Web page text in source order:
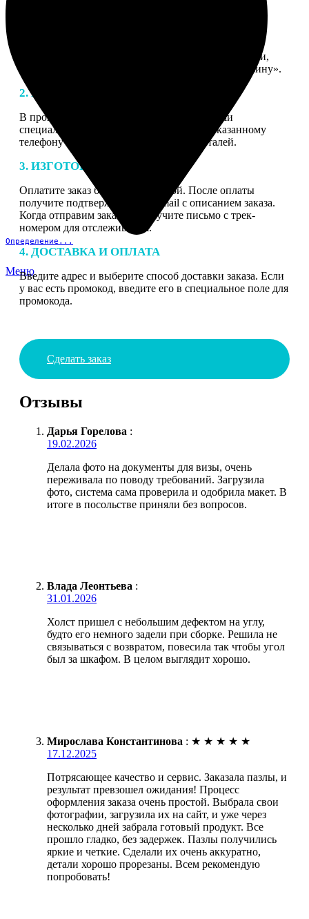
Определение...
Меню
Нажмите «Сделать заказ», выберите тип продукции,
загрузите фотографии, нажмите «Добавить в корзину».
2. МАКЕТ
В процессе подготовки заказа к печати наши
специалисты могут связаться с Вами по указанному
телефону или email для согласования деталей.
3. ИЗГОТОВЛЕНИЕ
Оплатите заказ банковской картой. После оплаты
получите подтверждение на email с описанием заказа.
Когда отправим заказ вы получите письмо с трек-
номером для отслеживания.
4. ДОСТАВКА И ОПЛАТА
Введите адрес и выберите способ доставки заказа. Если
у вас есть промокод, введите его в специальное поле для
промокода.
Сделать заказ
Отзывы
Дарья Горелова :
19.02.2026
Делала фото на документы для визы, очень
переживала по поводу требований. Загрузила
фото, система сама проверила и одобрила макет. В
итоге в посольстве приняли без вопросов.
Влада Леонтьева :
31.01.2026
Холст пришел с небольшим дефектом на углу,
будто его немного задели при сборке. Решила не
связываться с возвратом, повесила так чтобы угол
был за шкафом. В целом выглядит хорошо.
Мирослава Константинова : ★ ★ ★ ★ ★
17.12.2025
Потрясающее качество и сервис. Заказала пазлы, и
результат превзошел ожидания! Процесс
оформления заказа очень простой. Выбрала свои
фотографии, загрузила их на сайт, и уже через
несколько дней забрала готовый продукт. Все
прошло гладко, без задержек. Пазлы получились
яркие и четкие. Сделали их очень аккуратно,
детали хорошо прорезаны. Всем рекомендую
попробовать!